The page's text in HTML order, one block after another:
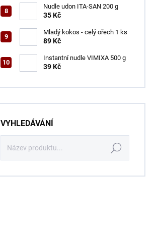
Nudle udon ITA-SAN 200 g
35 Kč
Mladý kokos - celý ořech 1 ks
89 Kč
Instantní nudle VIMIXA 500 g
39 Kč
VYHLEDÁVÁNÍ
Hledat